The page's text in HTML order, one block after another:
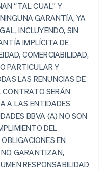
“TAL CUAL” Y
GARANTÍA, YA
INCLUYENDO, SIN
IMPLÍCITA DE
COMERCIABILIDAD,
PARTICULAR Y
LAS RENUNCIAS DE
SERÁN
A LAS ENTIDADES
BBVA (A) NO SON
DEL
EN
GARANTIZAN,
RESPONSABILIDAD